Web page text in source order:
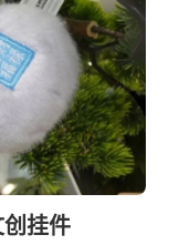
挂件